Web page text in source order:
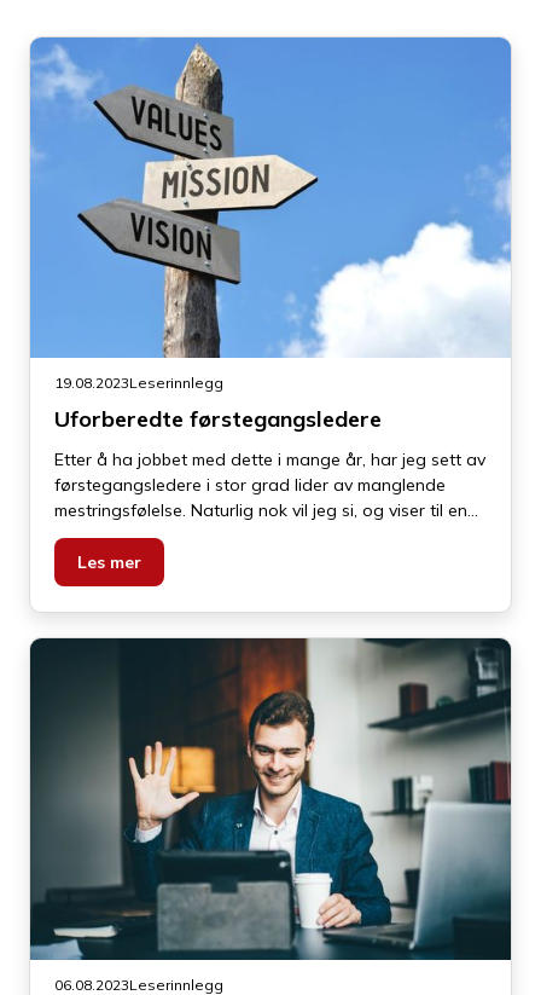
19.08.2023Leserinnlegg
Uforberedte førstegangsledere
Etter å ha jobbet med dette i mange år, har jeg sett av
førstegangsledere i stor grad lider av manglende
mestringsfølelse. Naturlig nok vil jeg si, og viser til en
definisjon av stress:«En uttalt ubalanse mellom krav og
responskapasitet, under forhold der det å mislykkes i
å møte kravene har viktige opplevde konsekvenser».
Les mer
06.08.2023Leserinnlegg